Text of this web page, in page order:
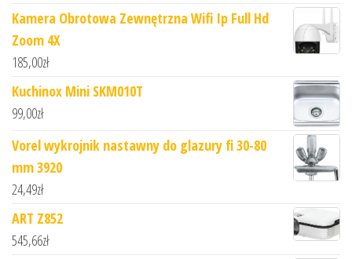
Kamera Obrotowa Zewnętrzna Wifi Ip Full Hd
Zoom 4X
185,00zł
Kuchinox Mini SKM010T
99,00zł
Vorel wykrojnik nastawny do glazury fi 30-80
mm 3920
24,49zł
ART Z852
545,66zł